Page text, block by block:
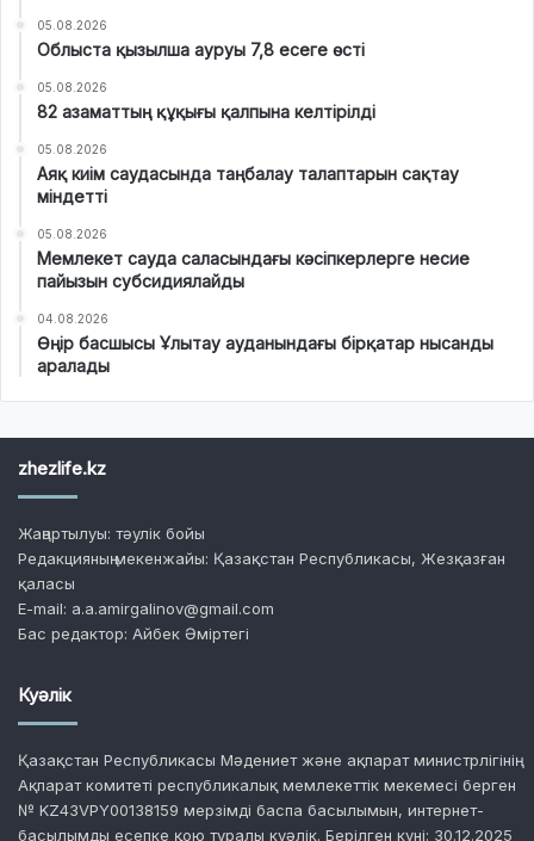
05.08.2026
Облыста қызылша ауруы 7,8 есеге өсті
05.08.2026
82 азаматтың құқығы қалпына келтірілді
05.08.2026
Аяқ киім саудасында таңбалау талаптарын сақтау
міндетті
05.08.2026
Мемлекет сауда саласындағы кәсіпкерлерге несие
пайызын субсидиялайды
04.08.2026
Өңір басшысы Ұлытау ауданындағы бірқатар нысанды
аралады
zhezlife.kz
Жаңартылуы: тәулік бойы
Редакцияның мекенжайы: Қазақстан Республикасы, Жезқазған
қаласы
E-mail: a.a.amirgalinov@gmail.com
Бас редактор: Айбек Әміртегі
Куәлік
Қазақстан Республикасы Мәдениет және ақпарат министрлігінің
Ақпарат комитеті республикалық мемлекеттік мекемесі берген
№ KZ43VPY00138159 мерзімді баспа басылымын, интернет-
басылымды есепке қою туралы куәлік. Берілген күні: 30.12.2025